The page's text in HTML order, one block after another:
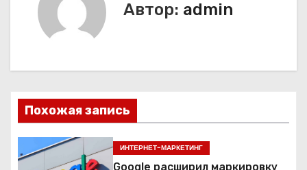
и
я
п
о
Автор: admin
Похожая запись
ИНТЕРНЕТ-МАРКЕТИНГ
Google расширил маркировку